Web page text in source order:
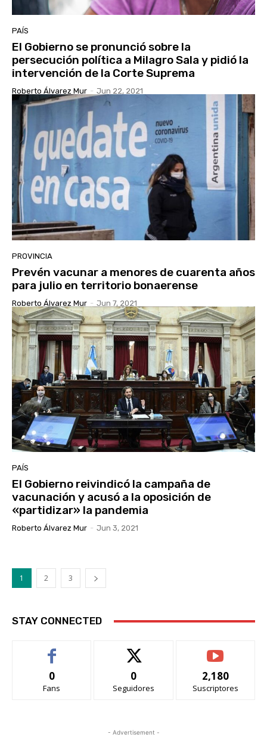
PAÍS
El Gobierno se pronunció sobre la
persecución política a Milagro Sala y pidió la
intervención de la Corte Suprema
Roberto Álvarez Mur - Jun 22, 2021
PROVINCIA
Prevén vacunar a menores de cuarenta años
para julio en territorio bonaerense
Roberto Álvarez Mur - Jun 7, 2021
PAÍS
El Gobierno reivindicó la campaña de
vacunación y acusó a la oposición de
«partidizar» la pandemia
Roberto Álvarez Mur - Jun 3, 2021
1 2 3
STAY CONNECTED
0
Fans
0
Seguidores
2,180
Suscriptores
- Advertisement -